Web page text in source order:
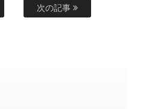
次の記事